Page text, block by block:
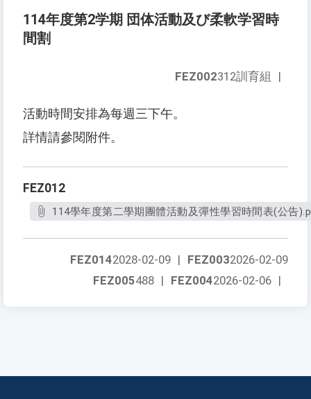
114年度第2学期 団体活動及び柔軟学習時
間割
FEZ002312訓育組 |
活動時間安排為每週三下午。
詳情請參閱附件。
FEZ012
114學年度第二學期團體活動及彈性學習時間表(公告
FEZ0032026-02-09
FEZ0142028-02-09 |
FEZ0042026-02-06 |
FEZ005488 |